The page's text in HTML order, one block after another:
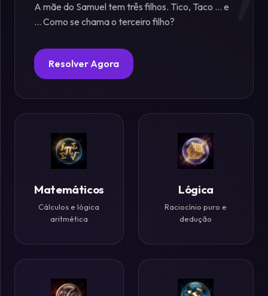
Lógica
Fósforos
Criptografia
Paradoxos
Mente
Mistérios
A mãe do Samuel tem três filhos. Tico, Taco ... e
... Como se chama o terceiro filho?
Resolver Agora
Matemáticos
Cálculos e lógica
aritmética
Lógica
Raciocínio puro e
dedução